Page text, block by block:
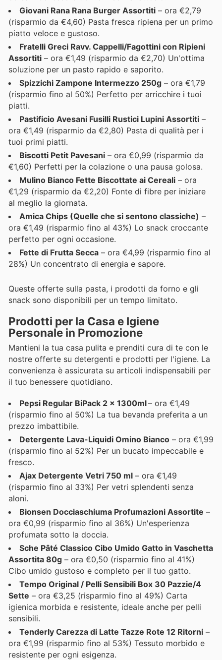
Giovani Rana Rana Burger Assortiti – ora €2,79
(risparmio da €4,60) Pasta fresca ripiena per un primo
piatto veloce e gustoso.
Fratelli Greci Ravv. Cappelli/Fagottini con Ripieni
Assortiti – ora €1,49 (risparmio da €2,70) Un'ottima
soluzione per un pasto rapido e saporito.
Spizzichi Zampone Intermezzo 250g – ora €1,79
(risparmio fino al 50%) Perfetto per arricchire i tuoi
piatti.
Pastificio Avesani Fusilli Rustici Lupini Assortiti –
ora €1,49 (risparmio da €2,80) Pasta di qualità per i
tuoi primi piatti.
Biscotti Petit Pavesani – ora €0,99 (risparmio da
€1,60) Perfetti per la colazione o una pausa golosa.
Mulino Bianco Fette Biscottate ai Cereali – ora
€1,29 (risparmio da €2,20) Fonte di fibre per iniziare
al meglio la giornata.
Amica Chips (Quelle che si sentono classiche) –
ora €1,49 (risparmio fino al 43%) Lo snack croccante
perfetto per ogni occasione.
Fette di Frutta Secca – ora €4,99 (risparmio fino al
28%) Un concentrato di energia e sapore.
Queste offerte sulla pasta, i prodotti da forno e gli
snack sono disponibili per un tempo limitato.
Prodotti per la Casa e Igiene
Personale in Promozione
Mantieni la tua casa pulita e prenditi cura di te con le
nostre offerte su detergenti e prodotti per l'igiene. La
convenienza è assicurata su articoli indispensabili per
il tuo benessere quotidiano.
Pepsi Regular BiPack 2 x 1300ml– ora €1,49
(risparmio fino al 50%) La tua bevanda preferita a un
prezzo imbattibile.
Detergente Lava-Liquidi Omino Bianco – ora €1,99
(risparmio fino al 52%) Per un bucato impeccabile e
fresco.
Ajax Detergente Vetri 750 ml – ora €1,49
(risparmio fino al 33%) Per vetri splendenti senza
aloni.
Bionsen Docciaschiuma Profumazioni Assortite –
ora €0,99 (risparmio fino al 36%) Un'esperienza
profumata sotto la doccia.
Sche Pâté Classico Cibo Umido Gatto in Vaschetta
Assortita 80g – ora €0,50 (risparmio fino al 41%)
Cibo umido gustoso e completo per il tuo gatto.
Tempo Original / Pelli Sensibili Box 30 Pazzie/4
Sette – ora €3,25 (risparmio fino al 49%) Carta
igienica morbida e resistente, ideale anche per pelli
sensibili.
Tenderly Carezza di Latte Tazze Rote 12 Ritorni –
ora €1,99 (risparmio fino al 53%) Tessuto morbido e
resistente per ogni esigenza.